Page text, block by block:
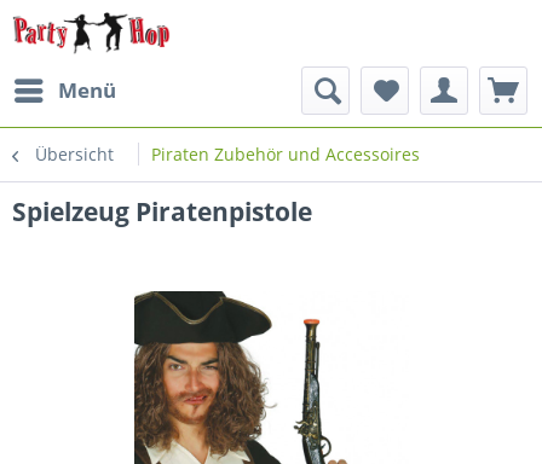
Menü
Übersicht Piraten Zubehör und Accessoires
Spielzeug Piratenpistole